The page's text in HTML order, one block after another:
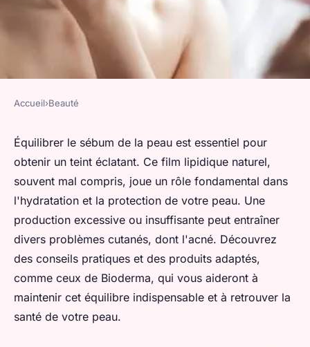
Comment équilibrer le sébum
de la peau pour un teint
parfait ?
valentin•16 juin 2025•8 min de lecture
Accueil›Beauté
Équilibrer le sébum de la peau est essentiel pour
obtenir un teint éclatant. Ce film lipidique naturel,
souvent mal compris, joue un rôle fondamental dans
l'hydratation et la protection de votre peau. Une
production excessive ou insuffisante peut entraîner
divers problèmes cutanés, dont l'acné. Découvrez
des conseils pratiques et des produits adaptés,
comme ceux de Bioderma, qui vous aideront à
maintenir cet équilibre indispensable et à retrouver la
santé de votre peau.